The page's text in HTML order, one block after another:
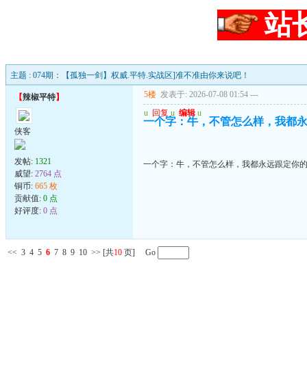
站
主题 : 074期：【孤独一剑】权威.平特.实战区]准不准由你来说吧！
【辣椒平特】
侠客
发帖: 1321
威望: 2764 点
铜币: 665 枚
贡献值: 0 点
好评度: 0 点
5楼 发表于: 2026-07-08 01:54 ---
u 回复 u 编辑 u
一个字：牛，不管怎么样，我都
一个字：牛，不管怎么样，我都永远跟定你的
<< 3 4 5 6 7 8 9 10 >> [共10 页] Go